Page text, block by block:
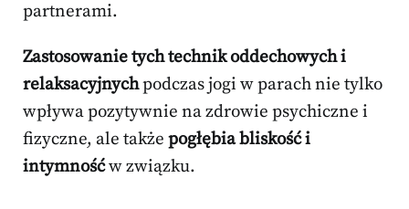
partnerami.
Zastosowanie tych technik oddechowych i
relaksacyjnychpodczas jogi w parach nie tylko
wpływa pozytywnie na zdrowie psychiczne i
fizyczne, ale także pogłębia bliskość i
intymnośćw związku.